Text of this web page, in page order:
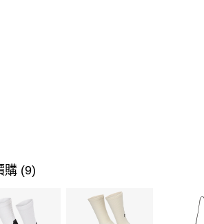
購 (9)